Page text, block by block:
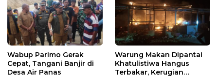
Wabup Parimo Gerak
Cepat, Tangani Banjir di
Desa Air Panas
Warung Makan Dipantai
Khatulistiwa Hangus
Terbakar, Kerugian